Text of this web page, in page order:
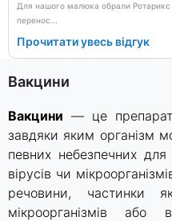
Для нашого малюка обрали
перенос
Прочитати увесь відгук
Вакцини
Вакцини — це
завдяки яким організм
певних небезпечних
вірусів чи
речовини, частинки
мікроорганізмів або